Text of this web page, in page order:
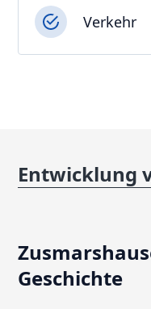
Verkehr
Entwicklung
Geschichte